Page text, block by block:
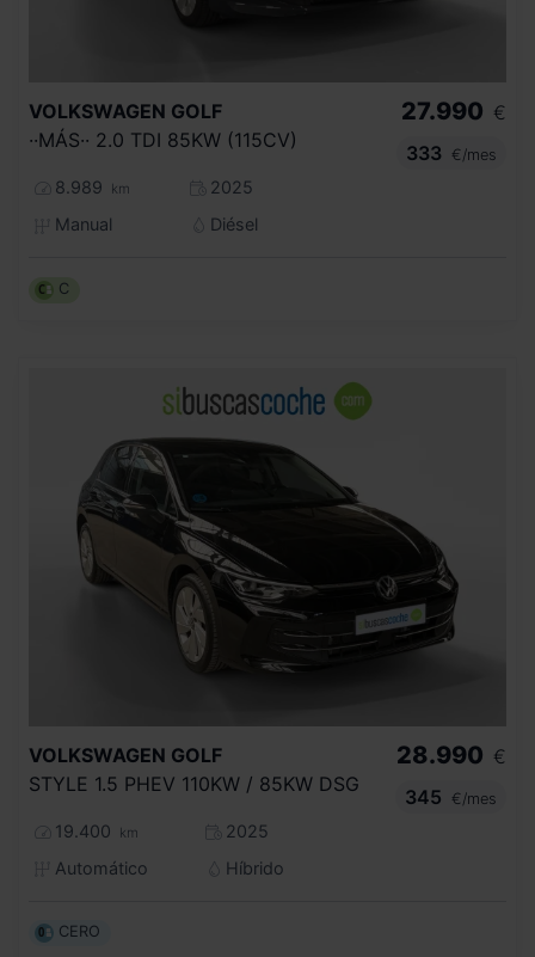
VOLKSWAGEN GOLF
··MÁS·· 2.0 TDI 85KW (115CV)
8.989 km
2025
Manual
Diésel
27.990 €
333
€/mes
C
VOLKSWAGEN GOLF
STYLE 1.5 PHEV 110KW / 85KW DSG
19.400 km
2025
Automático
Híbrido
28.990 €
345
€/mes
CERO